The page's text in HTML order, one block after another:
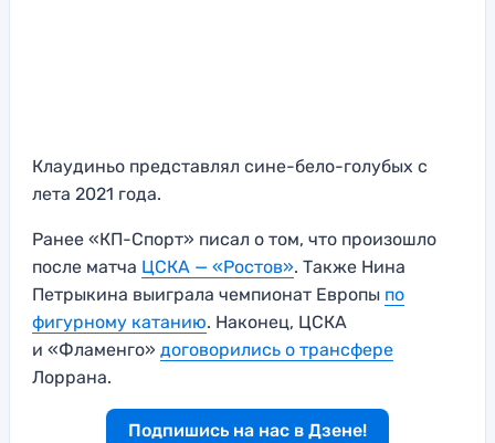
Клаудиньо представлял сине-бело-голубых с
лета 2021 года.
Ранее «КП-Спорт» писал о том, что произошло
после матча ЦСКА — «Ростов». Также Нина
Петрыкина выиграла чемпионат Европы по
фигурному катанию. Наконец, ЦСКА
и «Фламенго» договорились о трансфере
Лоррана.
Подпишись на нас в Дзене!